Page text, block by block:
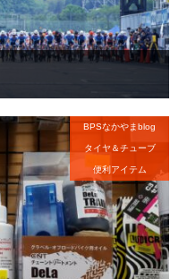
BPSなかやまblog
タイヤ＆チューブ
便利アイテム